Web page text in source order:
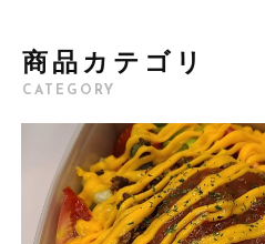
商品カテゴリ
CATEGORY
セール
お電話でのご注文